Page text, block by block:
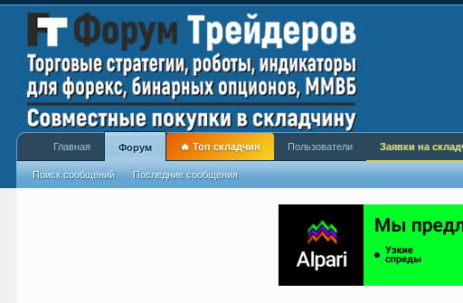
Главная Форум
Поиск сообщений Последние сообщения
🔥 Топ складчин Пользователи Заявки на